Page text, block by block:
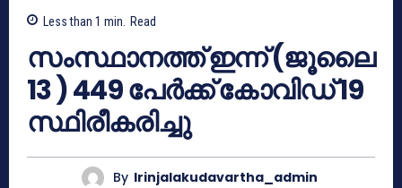
Less than 1 min. Read
സംസ്ഥാനത്ത് ഇന്ന് (ജൂലൈ
13 ) 449 പേർക്ക് കോവിഡ് 19
സ്ഥിരീകരിച്ചു
By Irinjalakudavartha_admin